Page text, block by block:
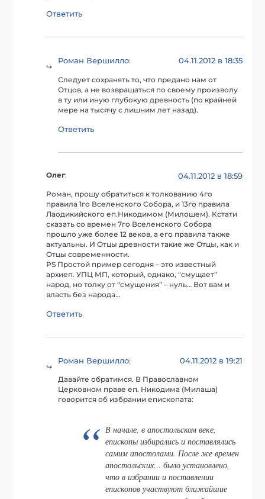
Ответить
Роман Вершилло: 04.11.2012 в 18:35
Следует сохранять то, что предано нам от
Отцов, а не возвращаться по своему произволу
в ту или иную глубокую древность (по крайней
мере на тысячу с лишним лет назад).
Ответить
Олег: 04.11.2012 в 18:59
Роман, прошу обратиться к толкованию 4го
правила 1го Вселенского Собора, и 13го правила
Лаодикийского еп.Никодимом (Милошем). Кстати
сказать со времен 7го Вселенского Собора
прошло уже более 12 веков, а его правила также
актуальны. И Отцы древности такие же Отцы, как и
Отцы современности.
PS Простой пример сегодня – это известный
архиеп. УПЦ МП, который, однако, “смущает”
народ, но толку от “смущения” – нуль… Вот вам и
власть без народа…
Ответить
Роман Вершилло: 04.11.2012 в 19:21
Давайте обратимся. В Православном
Церковном праве еп. Никодима (Милаша)
говорится об избрании епископата:
В начале, в апостольском веке,
епископы избирались и поставлялись
самим апостолами. После же времен
апостольских… было установлено,
что в избрании и поставлении
епископов участвуют ближайшие